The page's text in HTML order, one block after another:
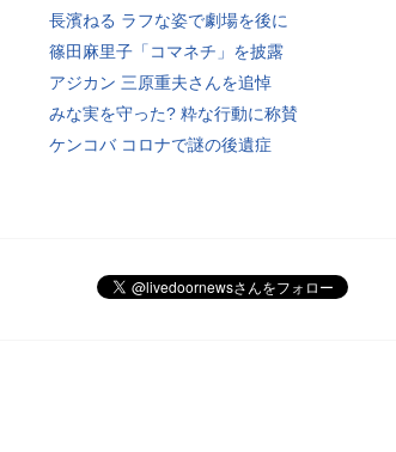
長濱ねる ラフな姿で劇場を後に
篠田麻里子「コマネチ」を披露
アジカン 三原重夫さんを追悼
みな実を守った? 粋な行動に称賛
ケンコバ コロナで謎の後遺症